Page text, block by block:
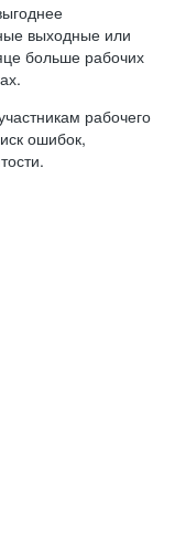
выходные или
больше рабочих
рабочего
ошибок,